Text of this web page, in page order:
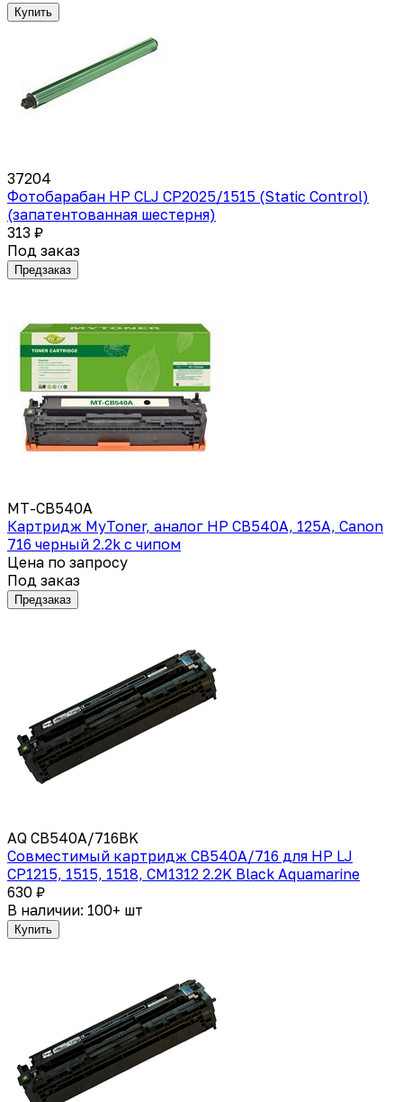
Купить
37204
Фотобарабан HP CLJ CP2025/1515 (Static Control)
(запатентованная шестерня)
313 ₽
Под заказ
Предзаказ
MT-CB540A
Картридж MyToner, аналог HP CB540A, 125A, Canon
716 черный 2.2k с чипом
Цена по запросу
Под заказ
Предзаказ
AQ CB540A/716BK
Совместимый картридж CB540A/716 для HP LJ
CP1215, 1515, 1518, CM1312 2.2K Black Aquamarine
630 ₽
В наличии: 100+ шт
Купить